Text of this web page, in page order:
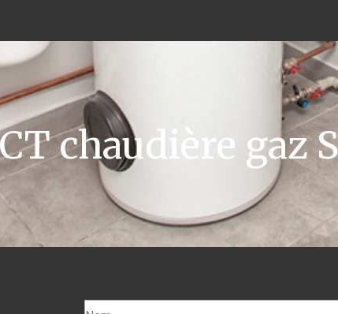
chaudière